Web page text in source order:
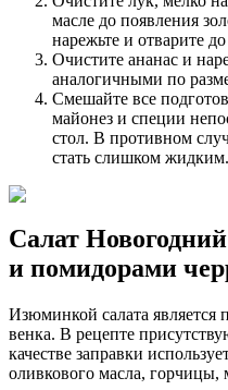
масле до появления
нарежьте и отварите
Очистите ананас и
аналогичными по
Смешайте все
майонез и специи
стол. В противном
стать слишком жидким.
Салат
и помидорами
Изюминкой салата является
венка. В рецепте
качестве заправки
оливкового масла, горчицы,